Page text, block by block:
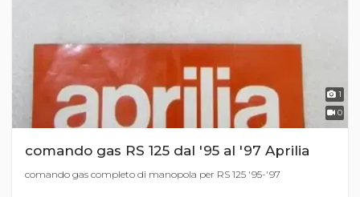
1
0
comando gas RS 125 dal '95 al '97 Aprilia
comando gas completo di manopola per RS 125 '95-'97